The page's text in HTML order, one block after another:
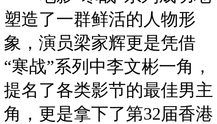
塑造了一群鲜活的人物形
象，演员梁家辉更是凭借
“寒战”系列中李文彬一角，
提名了各类影节的最佳男主
角，更是拿下了第32届香港